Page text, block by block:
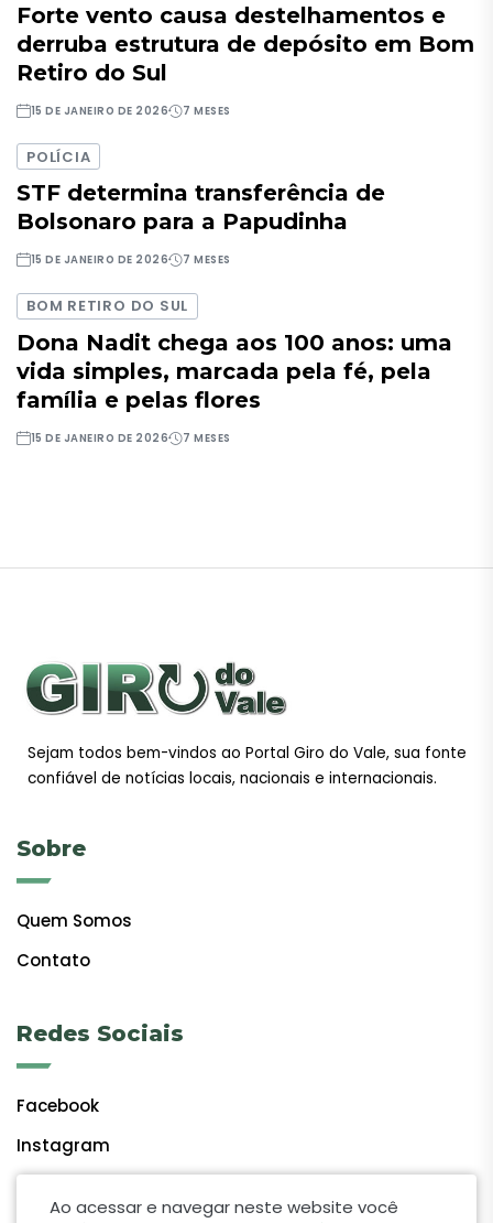
Forte vento causa destelhamentos e
derruba estrutura de depósito em Bom
Retiro do Sul
15 DE JANEIRO DE 2026 7 MESES
POLÍCIA
STF determina transferência de
Bolsonaro para a Papudinha
15 DE JANEIRO DE 2026 7 MESES
BOM RETIRO DO SUL
Dona Nadit chega aos 100 anos: uma
vida simples, marcada pela fé, pela
família e pelas flores
15 DE JANEIRO DE 2026 7 MESES
Sejam todos bem-vindos ao Portal Giro do Vale, sua fonte
confiável de notícias locais, nacionais e internacionais.
Sobre
Quem Somos
Contato
Redes Sociais
Facebook
Instagram
Ao acessar e navegar neste website você